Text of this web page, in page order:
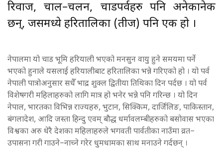
रिवाज, चाल–चलन, चाडपर्वहरु पनि अनेकानेक
छन्, जसमध्ये हरितालिका (तीज) पनि एक हो ।
नेपालमा यो चाड भूमि हरियाली भएको मनसुन वायु हुने समयमा पर्ने
भएको हुनाले यसलाई हरियालीबाट हरितालिका भन्ने गरिएको हो । यो पर्व
नेपाली पात्रोअनुसार सधैँ भाद्र शुक्ल द्वितीया तिथिका दिन पर्दछ । यो पर्व
विशेषगरी महिलाहरुको लागि मात्र हो भनेर भन्ने पनि गरिन्छ । यो दिन
नेपाल, भारतका विभिन्न राज्यहरु, भुटान, सिक्किम, दार्जिलिङ, पाकिस्तान,
बंगलादेश, आदि जस्ता हिन्दु एवम् बौद्ध धर्मावलम्बीहरुको बसोवास भएका
विश्वका अरु धेरै देशका महिलाहरुले भगवती पार्वतीका नाउँमा व्रत–
उपासना गरी गाउने–नाच्ने गरेर धुमधामका साथ मनाउने गर्दछन् ।